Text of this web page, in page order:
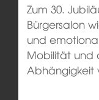
Zum 30.
Bürgersalon
und
Mobilität und
Abhängigkeit